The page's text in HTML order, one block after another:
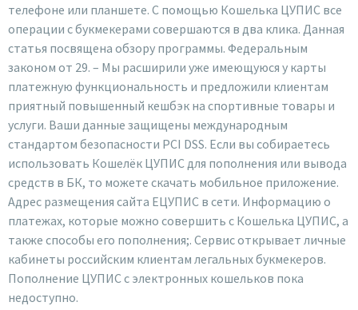
телефоне или планшете. С помощью Кошелька ЦУПИС все
операции с букмекерами совершаются в два клика. Данная
статья посвящена обзору программы. Федеральным
законом от 29. – Мы расширили уже имеющуюся у карты
платежную функциональность и предложили клиентам
приятный повышенный кешбэк на спортивные товары и
услуги. Ваши данные защищены международным
стандартом безопасности PCI DSS. Если вы собираетесь
использовать Кошелёк ЦУПИС для пополнения или вывода
средств в БК, то можете скачать мобильное приложение.
Адрес размещения сайта ЕЦУПИС в сети. Информацию о
платежах, которые можно совершить с Кошелька ЦУПИС, а
также способы его пополнения;. Сервис открывает личные
кабинеты российским клиентам легальных букмекеров.
Пополнение ЦУПИС с электронных кошельков пока
недоступно.